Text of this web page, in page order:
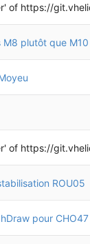
of https://git.vhelio.org/
M8 plutôt que
of https://git.vhelio.org/
ROU05
pour CHO47